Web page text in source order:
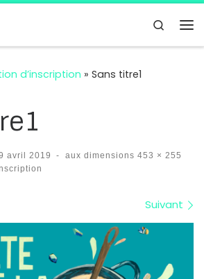
Search
d’inscription » Sans titre1
avril 2019 - aux dimensions 453 × 255
des images Suivant